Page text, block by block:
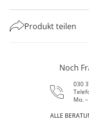
Produkt teilen
Noch
030
Mo.
ALLE